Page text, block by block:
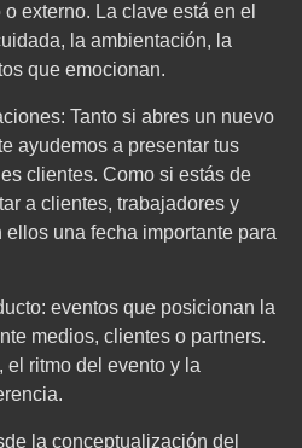
externo. La clave está en el
la ambientación, la
que emocionan.
Tanto si abres un nuevo
ayudemos a presentar tus
clientes. Como si estás de
a clientes, trabajadores y
una fecha importante para
eventos que posicionan la
medios, clientes o partners.
ritmo del evento y la
la conceptualización del